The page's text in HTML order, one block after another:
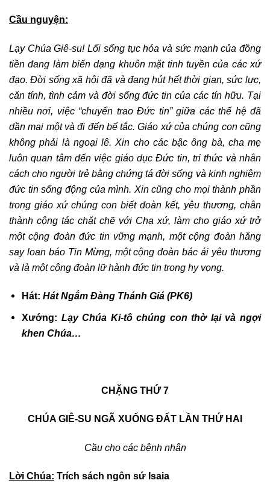
Cầu nguyện:
Lạy Chúa Giê-su! Lối sống tục hóa và sức mạnh của đồng
tiền đang làm biến dạng khuôn mặt tinh tuyền của các xứ
đạo. Đời sống xã hội đã và đang hút hết thời gian, sức lực,
căn tính, tình cảm và đời sống đức tin của các tín hữu. Tại
nhiều nơi, việc “chuyển trao Đức tin” giữa các thế hệ đã
dần mai một và đi đến bế tắc. Giáo xứ của chúng con cũng
không phải là ngoại lê. Xin cho các bậc ông bà, cha mẹ
luôn quan tâm đến việc giáo dục Đức tin, tri thức và nhân
cách cho người trẻ bằng chứng tá đời sống và kinh nghiệm
đức tin sống động của mình. Xin cũng cho mọi thành phần
trong giáo xứ chúng con biết đoàn kết, yêu thương, chân
thành cộng tác chặt chẽ với Cha xứ, làm cho giáo xứ trở
một cộng đoànđức tin vững mạnh, một cộng đoàn hăng
say loan báo Tin Mừng, một cộng đoàn bác ái yêu thương
và là một cộng đoàn lữ hành đức tin trong hy vọng.
Hát:Hát Ngắm Đàng Thánh Giá (PK6)
Xướng: Lạy Chúa Ki-tô chúng con thờ lại và ngợi
khen Chúa…
CHẶNG THỨ 7
CHÚA GIÊ-SU NGÃ XUỐNG ĐẤT LẦN THỨ HAI
Cầu cho các bệnh nhân
Lời Chúa: Trích sách ngôn sứ Isaia